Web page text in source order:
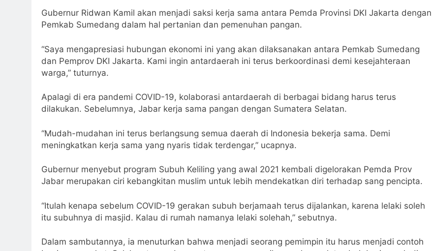
Gubernur Ridwan Kamil akan menjadi saksi kerja sama antara Pemda Provinsi DKI Jakarta dengan
Pemkab Sumedang dalam hal pertanian dan pemenuhan pangan.
“Saya mengapresiasi hubungan ekonomi ini yang akan dilaksanakan antara Pemkab Sumedang
dan Pemprov DKI Jakarta. Kami ingin antardaerah ini terus berkoordinasi demi kesejahteraan
warga,” tuturnya.
Apalagi di era pandemi COVID-19, kolaborasi antardaerah di berbagai bidang harus terus
dilakukan. Sebelumnya, Jabar kerja sama pangan dengan Sumatera Selatan.
“Mudah-mudahan ini terus berlangsung semua daerah di Indonesia bekerja sama. Demi
meningkatkan kerja sama yang nyaris tidak terdengar,” ucapnya.
Gubernur menyebut program Subuh Keliling yang awal 2021 kembali digelorakan Pemda Prov
Jabar merupakan ciri kebangkitan muslim untuk lebih mendekatkan diri terhadap sang pencipta.
“Itulah kenapa sebelum COVID-19 gerakan subuh berjamaah terus dijalankan, karena lelaki soleh
itu subuhnya di masjid. Kalau di rumah namanya lelaki solehah,” sebutnya.
Dalam sambutannya, ia menuturkan bahwa menjadi seorang pemimpin itu harus menjadi contoh